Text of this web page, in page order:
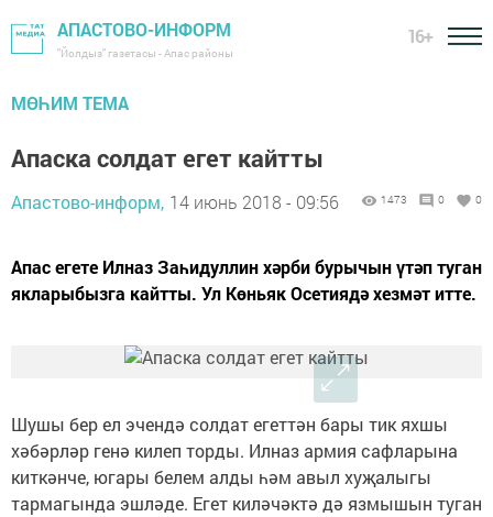
АПАСТОВО-ИНФОРМ
"Йолдыз" газетасы - Апас районы
16+
МӨҺИМ ТЕМА
Апаска солдат егет кайтты
Апастово-информ, 14 июнь 2018 - 09:56 1473 0 0
Апас егете Илназ Заһидуллин хәрби бурычын үтәп туган
якларыбызга кайтты. Ул Көньяк Осетиядә хезмәт итте.
Шушы бер ел эчендә солдат егеттән бары тик яхшы
хәбәрләр генә килеп торды. Илназ армия сафларына
киткәнче, югары белем алды һәм авыл хуҗалыгы
тармагында эшләде. Егет киләчәктә дә язмышын туган